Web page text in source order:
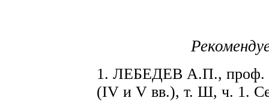
1. ЛЕБЕДЕВ А.П., проф.
(IV и V вв.), т. Ш, ч. 1.